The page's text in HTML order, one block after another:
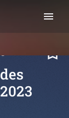
menu
bookmark_border